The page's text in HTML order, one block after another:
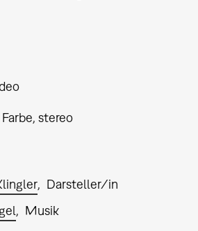
stereo
Darsteller/in
Musik